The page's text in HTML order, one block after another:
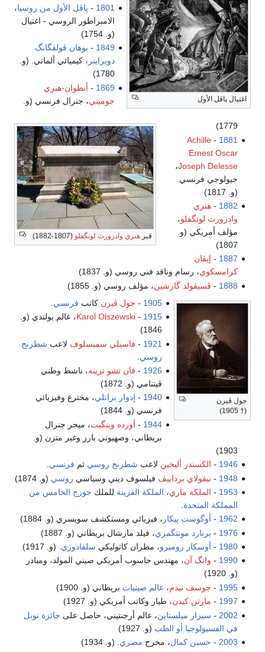
اغتيال پاڤل الأول
قبر هنري وادزورث لونگفلو (1807-1882)
1801
- پاڤل الأول من روسيا،
الامبراطور الروسي - اغتيال
(و. 1754)
1849
- يوهان ڤولفگانگ
دوبراينر ، كيميائي ألماني. (و.
1780)
1869
- أنطوان-هنري
جوميني، جنرال فرنسي (و.
1779)
1881
-
Achille
Ernest Oscar
Joseph Delesse،
جيولوجي فرنسي.
(و. 1817)
1882
-هنري
وادزورث لونگفلو،
مؤلف أمريكي (و.
1807)
1887
- إيڤان
كرامسكوي، رسام وناقد فني روسي (و. 1837)
1888
- ڤسيڤولد گارشين، مؤلف روسي (و. 1855)
جول ڤيرن
(† 1905)
1905
- جول ڤيرن كاتب فرنسي
1915
-
Karol Olszewski، عالم بولندي (و.
1846)
1921
- فاسيلي سميسلوف لاعب شطرنج
روسي
1926
- فان تشو ترينه، ناشط وطني
ڤيتنامي (و. 1872)
1940
- إدوار برانلي، مخترع وفيزيائي
فرنسي (و. 1844)
1944
- أورده وينگيت، ميجر جنرال
بريطاني، وصهيوني بارز وغير متزن (و.
1903)
1946
- الكسندر أليخين لاعب شطرنج روسي ثم فرنسي
1948
- نيقولاي برداييڤ فيلسوف ديني وسياسي روسي (و. 1874)
1953
- الملكة ماري، الملكة القرينة للملك جورج الخامس من
المملكة المتحدة
1962
- أوگوست پيكار ، فيزيائي ومستكشف سويسري (و. 1884)
1976
- برنارد مونتگمري، فيلد مارشال بريطاني (و. 1887)
1980
- أوسكار روميرو، مطران كاثوليكي سلفادوري . (و. 1917)
1990
- وانگ آن، مهندس حاسوب أمريكي صيني المولد، ومبادر
(و. 1920)
1995
- جوسف نيدم، عالم صينيات بريطاني (و. 1900)
1997
- مارتن كيدن، طيار وكاتب أمريكي (و. 1927)
2002
- سيزار ميلستاين، عالم أرجنتيني، حاصل على جائزة نوبل
في الفسيولوجيا أو الطب (و. 1927)
2003
- حسين كمال، مخرج مصري . (و. 1934)